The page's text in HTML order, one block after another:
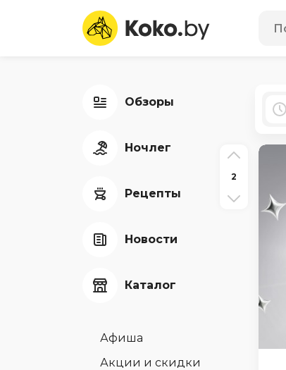
Обзоры
Ночлег
Рецепты
Новости
Каталог
Афиша
Акции и скидки
2